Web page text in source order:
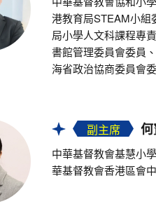
港教育局STEAM小組
局小學人文科課程專
書館管理委員會委員
海省政治協商委員會
副主席
中華基督教會基慧小
華基督教會香港區會